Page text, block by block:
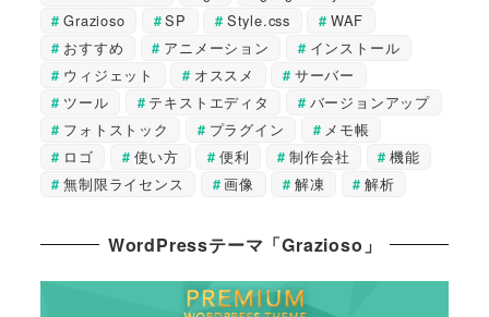
Grazioso
SP Style.css
WAF
おすすめ
アニメーション
インストール
ウィジェット
オススメ
サーバー
ツール
テキストエディタ
バージョンアップ
フォトストック
プラグイン
メモ帳
ロゴ
使い方 便利 制作会社
機能
無制限ライセンス
画像 解凍 解析
WordPressテーマ「Grazioso」